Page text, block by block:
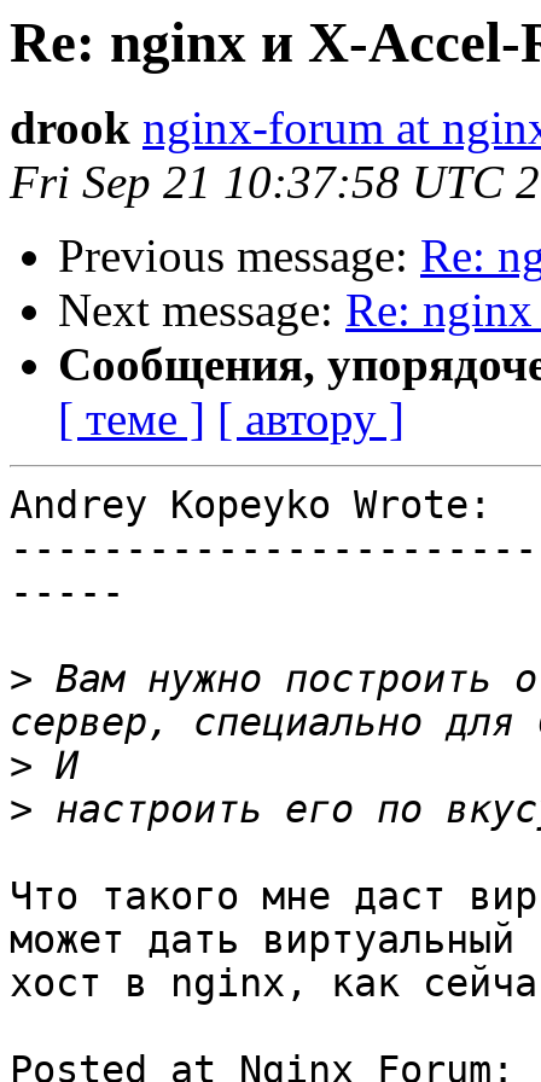
Re: nginx и X-Accel-
drook nginx-forum at
Fri Sep 21 10:37:58 UTC
Previous message: Re:
Next message: Re:
Сообщения,
[ теме ] [ автору ]
Andrey Kopeyko Wrote:
-----
> Вам нужно построить
>
>
Что такого мне даст
может дать виртуальный
хост в nginx, как